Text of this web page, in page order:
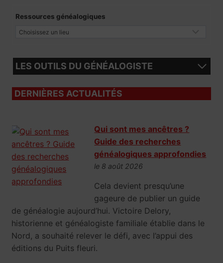
Ressources généalogiques
LES OUTILS DU GÉNÉALOGISTE
DERNIÈRES ACTUALITÉS
Qui sont mes ancêtres ?
Guide des recherches
généalogiques approfondies
le 8 août 2026
Cela devient presqu’une
gageure de publier un guide
de généalogie aujourd’hui. Victoire Delory,
historienne et généalogiste familiale établie dans le
Nord, a souhaité relever le défi, avec l’appui des
éditions du Puits fleuri.